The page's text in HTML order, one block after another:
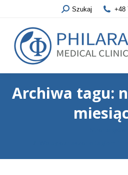
Szukaj +48
Archiwa tagu: